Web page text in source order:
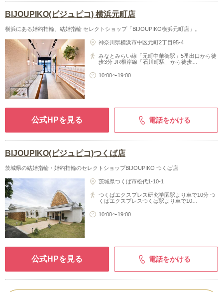
BIJOUPIKO(ビジュピコ) 横浜元町店
横浜にある婚約指輪、結婚指輪 セレクトショップ「BIJOUPIKO横浜元町店」。
神奈川県横浜市中区元町2丁目95-4
みなとみらい線「元町中華街駅」5番出口から徒
歩3分 JR根岸線「石川町駅」から徒歩…
10:00〜19:00
公式HPを見る 電話をかける
BIJOUPIKO(ビジュピコ)つくば店
茨城県の結婚指輪・婚約指輪のセレクトショップBIJOUPIKO つくば店
茨城県つくば市松代1-10-1
つくばエクスプレス研究学園駅より車で10分 つ
くばエクスプレスつくば駅より車で10…
10:00〜19:00
公式HPを見る 電話をかける